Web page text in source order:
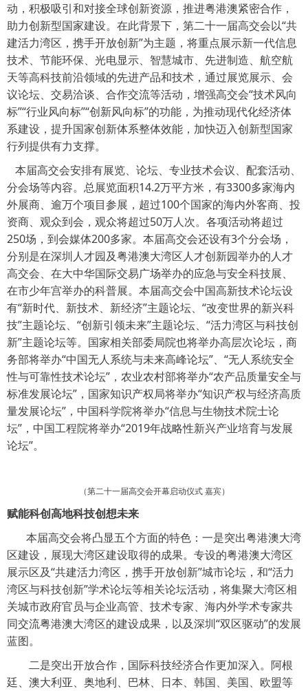
动，积极吸引和对接全球创新资源，推进粤港澳紧密合作，
助力创新型国家建设。在此背景下，第二十一届高交会以“共
建活力湾区，携手开放创新”为主题，将重点展示新一代信息
技术、节能环保、光电显示、智慧城市、先进制造、航空航
天等高科技前沿领域的先进产品和技术，通过展览展示、会
议论坛、交易洽谈、合作交流等活动，增强高交会“技术风向
标”“行业风向标”“创新风向标”的功能，为推动现代化经济体
系建设，提升国家创新体系整体效能，加快迈入创新型国家
行列提供有力支撑。
本届高交会安排有展览、论坛、专业技术会议、配套活动、
分会场等内容。总展览面积14.2万平方米，有3300多家海内
外展商、逾万个项目参展，超过100个国家的海内外客商、投
资商、观众到会，观众将超过50万人次。各项活动将超过
250场，到会媒体200多家。本届高交会还设有3个分会场，
分别是在深圳人才园及粤港澳大湾区人才创新园举办的人才
高交会、在大中华国际交易广场举办的应急与安全科技展、
在市少年宫举办的科普展。本届高交会中国高新技术论坛设
有“新时代、新技术、新经济”主题论坛、“改变世界的新兴科
技”主题论坛、“创新引领未来”主题论坛、“活力湾区与科技创
新”主题论坛等。国家相关部委局院也将举办高层次论坛，商
务部将举办“中国无人系统与未来高峰论坛”、“无人系统安全
性与可靠性技术论坛”，农业农村部将举办“农产品质量安全与
标准发展论坛”，国家知识产权局将举办“知识产权与经济高质
量发展论坛”，中国科学院将举办“信息与生物技术院士论
坛”，中国工程院将举办“2019年战略性新兴产业培育与发展
论坛”。
（第二十一届高交会开幕启动仪式 嘉宾）
赋能科创高地科技创想未来
本届高交会将凸显五个方面的特色：一是突出粤港澳大湾
区建设，展现大湾区建设取得的成果。专设的粤港澳大湾区
展示区及“共建活力湾区，携手开放创新”城市论坛，和“活力
湾区与科技创新”学术论坛等相关论坛活动，将集聚大湾区相
关城市政府官员与企业高管、技术专家、海内外学术专家共
同交流粤港澳大湾区的建设成果，以及深圳“双区驱动”的发展
蓝图。
二是突出开放合作，国际科技经济合作更加深入。阿根
廷、澳大利亚、奥地利、巴林、日本、韩国、美国、欧盟等